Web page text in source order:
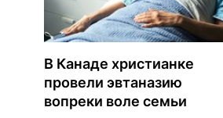
В Канаде христианке
провели эвтаназию
вопреки воле семьи